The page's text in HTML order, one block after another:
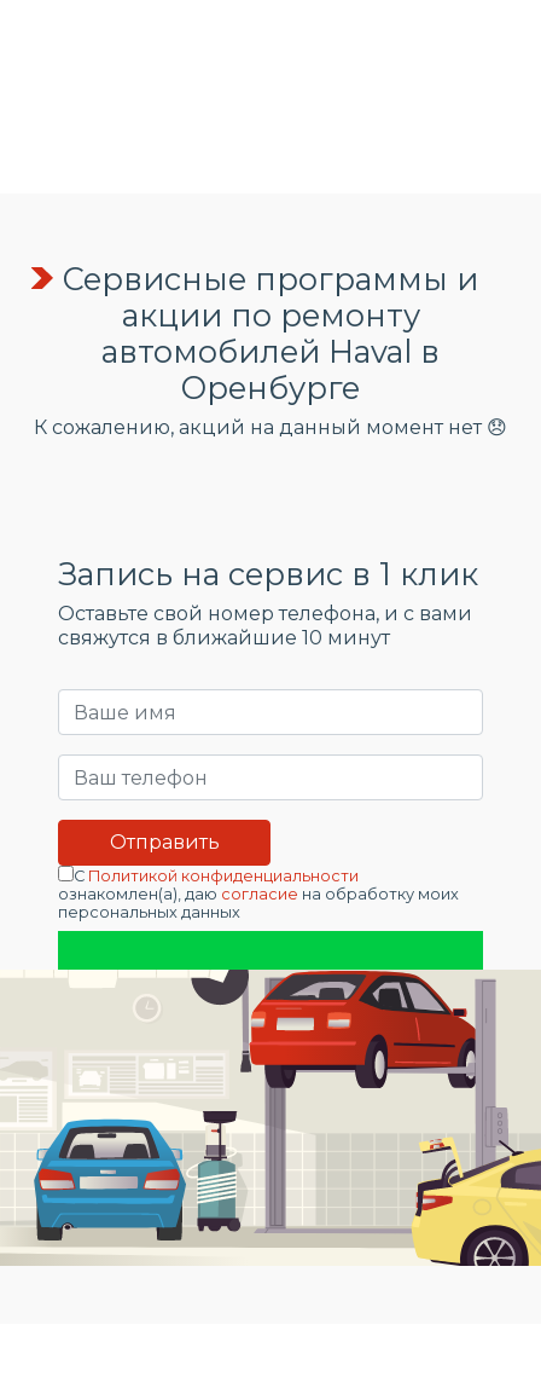
Сервисные программы и
акции по ремонту
автомобилей Haval в
Оренбурге
К сожалению, акций на данный момент нет 😞
Запись на сервис в 1 клик
Оставьте свой номер телефона, и c вами
свяжутся в ближайшие 10 минут
С Политикой конфиденциальности
ознакомлен(а), даю согласие на обработку моих
персональных данных